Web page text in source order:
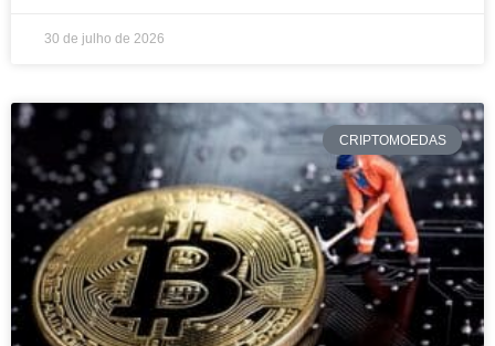
30 de julho de 2026
CRIPTOMOEDAS